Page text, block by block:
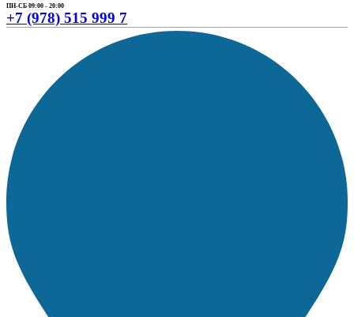
ПН-СБ 09:00 - 20:00
+7 (978) 515 999 7